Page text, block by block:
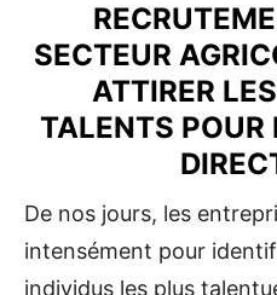
SECTEUR
ATTIRER
TALENTS POUR
De nos jours, les
intensément pour
individus les plus